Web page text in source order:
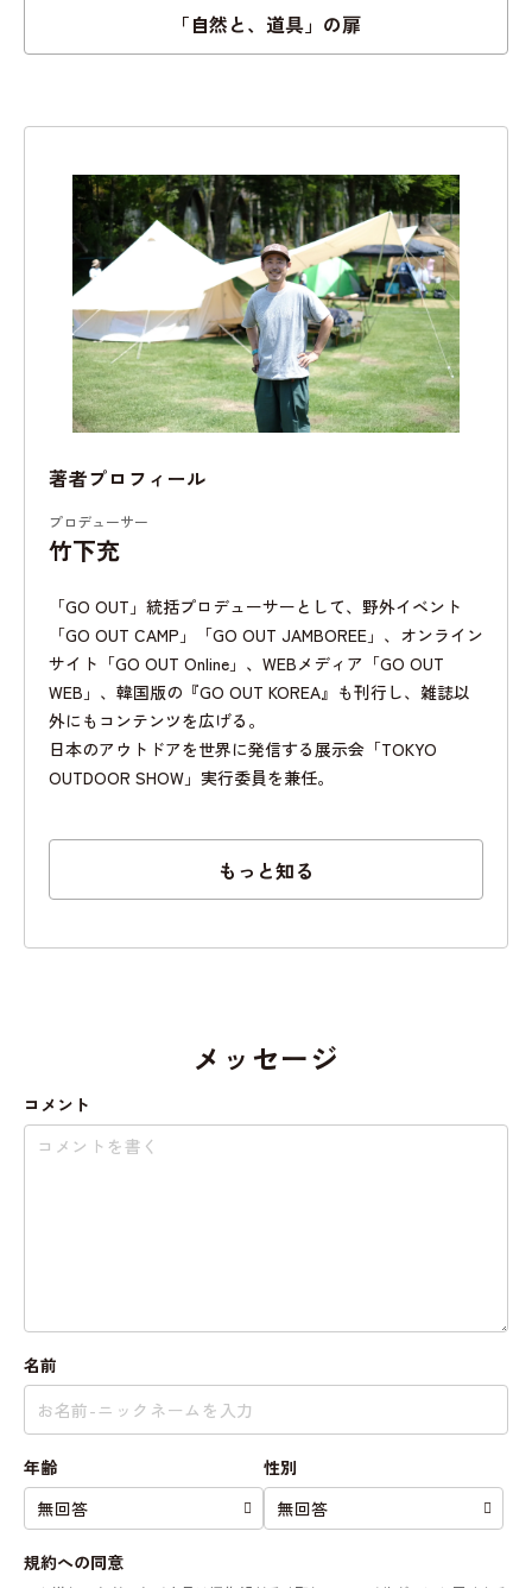
「自然と、道具」の扉
著者プロフィール
プロデューサー
竹下充
「GO OUT」統括プロデューサーとして、野外イベント
「GO OUT CAMP」「GO OUT JAMBOREE」、オンライン
サイト「GO OUT Online」、WEBメディア「GO OUT
WEB」、韓国版の『GO OUT KOREA』も刊行し、雑誌以
外にもコンテンツを広げる。
日本のアウトドアを世界に発信する展示会「TOKYO
OUTDOOR SHOW」実行委員を兼任。
もっと知る
メッセージ
コメント
名前
年齢 性別
規約への同意